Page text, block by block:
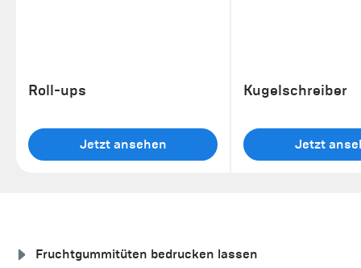
Roll-ups
Jetzt ansehen
Kugelschreiber
Jetzt
Fruchtgummitüten bedrucken lassen